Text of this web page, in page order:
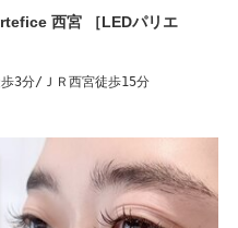
西宮 ［LEDパリエ
3分/ＪＲ西宮徒歩15分